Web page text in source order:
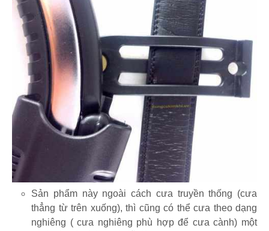
Sản phẩm này ngoài cách cưa truyền thống (cưa
thẳng từ trên xuống), thì cũng có thể cưa theo dạng
nghiêng ( cưa nghiêng phù hợp để cưa cành) một